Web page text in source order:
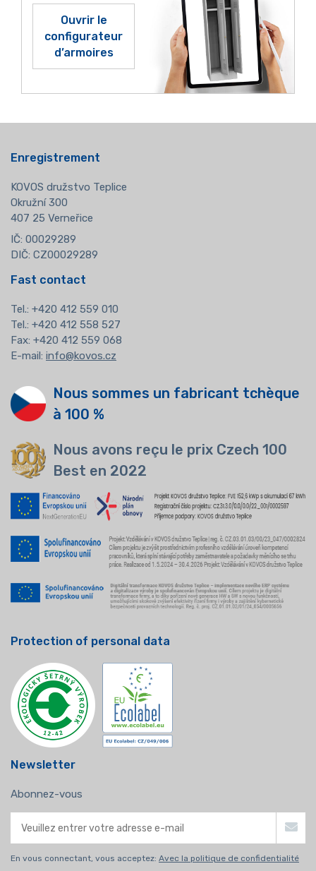
Ouvrir le
configurateur
d’armoires
Enregistrement
KOVOS družstvo Teplice
Okružní 300
407 25 Verneřice
IČ: 00029289
DIČ: CZ00029289
Fast contact
Tel.: +420 412 559 010
Tel.: +420 412 558 527
Fax: +420 412 559 068
E-mail: info@kovos.cz
Nous sommes un fabricant tchèque
à 100 %
Nous avons reçu le prix Czech 100
Best en 2022
Protection of personal data
Newsletter
Abonnez-vous
En vous connectant, vous acceptez: Avec la politique de confidentialité